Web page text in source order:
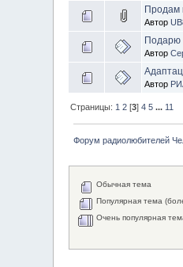
Продам
Автор
Подарю
Автор
Автор
Страницы: 1 2 [3]4 5 ... 11
Форум радиолюбителей
Обычная тема
Популярная тема
Очень популярная